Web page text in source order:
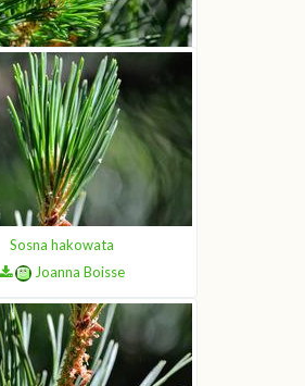
Sosna hakowata
Joanna Boisse
Sosna hakowata
Joanna Boisse